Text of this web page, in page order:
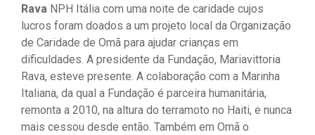
Rava NPH Itália com uma noite de caridade cujos
lucros foram doados a um projeto local da Organização
de Caridade de Omã para ajudar crianças em
dificuldades. A presidente da Fundação, Mariavittoria
Rava, esteve presente. A colaboração com a Marinha
Italiana, da qual a Fundação é parceira humanitária,
remonta a 2010, na altura do terramoto no Haiti, e nunca
mais cessou desde então. Também em Omã o